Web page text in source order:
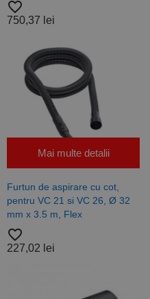
favorite_border
750,37 lei
Mai multe detalii
Furtun de aspirare cu cot,
pentru VC 21 si VC 26, Ø 32
mm x 3.5 m, Flex
favorite_border
227,02 lei